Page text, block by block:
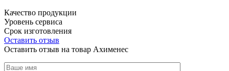
Качество продукции
Уровень сервиса
Срок изготовления
Оставить отзыв
Оставить отзыв на товар Ахименес